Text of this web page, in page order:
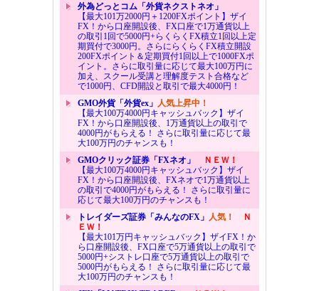
外為どっとコム「外貨ネクストネオ」
【最大101万2000円＋1200FXポイント】ザイ
FX！から口座開設後、FX口座で1万通貨以上
の取引1回で5000円+らくらくFX積立1回以上定
期買付で3000円。さらにらくらくFX積立開設
200FXポイント＆定期買付1回以上で1000FXポ
イント。さらに取引量に応じて最大100万円に
加え、スクール受講と理解度テスト合格など
で1000円、CFD開設と取引で最大4000円！
GMO外貨「外貨ex」 人気上昇中！
【最大100万4000円キャッシュバック】ザイ
FX！から口座開設後、1万通貨以上の取引で
4000円がもらえる！ さらに取引量に応じて最
大100万円のチャンスも！
GMOクリック証券「FXネオ」
ＮＥＷ！
【最大100万4000円キャッシュバック】ザイ
FX！から口座開設後、FXネオで1万通貨以上
の取引で4000円がもらえる！ さらに取引量に
応じて最大100万円のチャンスも！
トレイダーズ証券「みんなのFX」 人気！
Ｎ
ＥＷ！
【最大101万円キャッシュバック】ザイFX！か
ら口座開設後、FX口座で5万通貨以上の取引で
5000円+シストレ口座で5万通貨以上の取引で
5000円がもらえる！ さらに取引量に応じて最
大100万円のチャンスも！